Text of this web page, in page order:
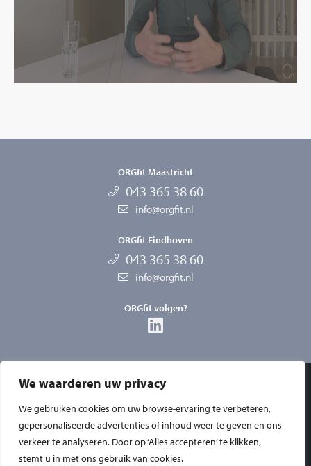
We waarderen uw privacy
We gebruiken cookies om uw browse-ervaring te verbeteren,
gepersonaliseerde advertenties of inhoud weer te geven en ons
verkeer te analyseren. Door op ‘Alles accepteren’ te klikken,
stemt u in met ons gebruik van cookies.
ORGfit Maastricht
043 365 38 60
info@orgfit.nl
ORGfit Eindhoven
043 365 38 60
info@orgfit.nl
ORGfit volgen?
Privacy
Disclaimer
Algemene voorwaarden